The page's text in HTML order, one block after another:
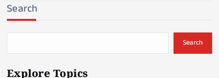
Search
Search
Explore Topics